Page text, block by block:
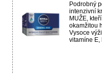
Podrobný
intenzivní
MUŽE,
okamžitou
Vysoce
vitamíne E,